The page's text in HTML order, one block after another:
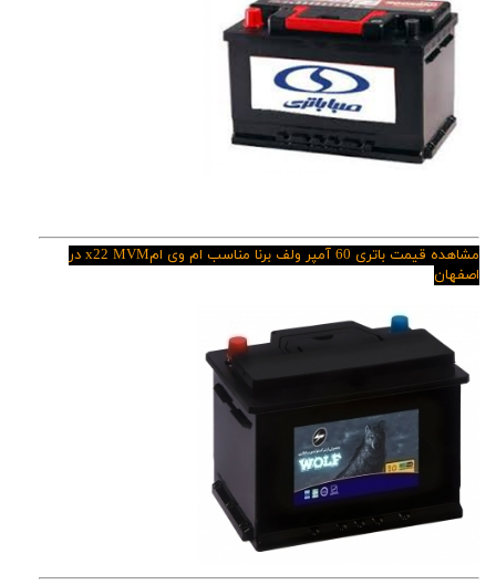
مشاهده قیمت باتری 60 آمپر ولف برنا مناسب ام وی ام x22 MVM در
اصفهان